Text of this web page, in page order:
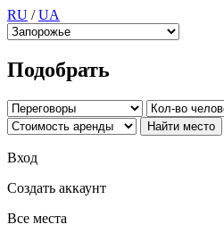
RU /UA
Подобрать
Вход
Создать аккаунт
Все места